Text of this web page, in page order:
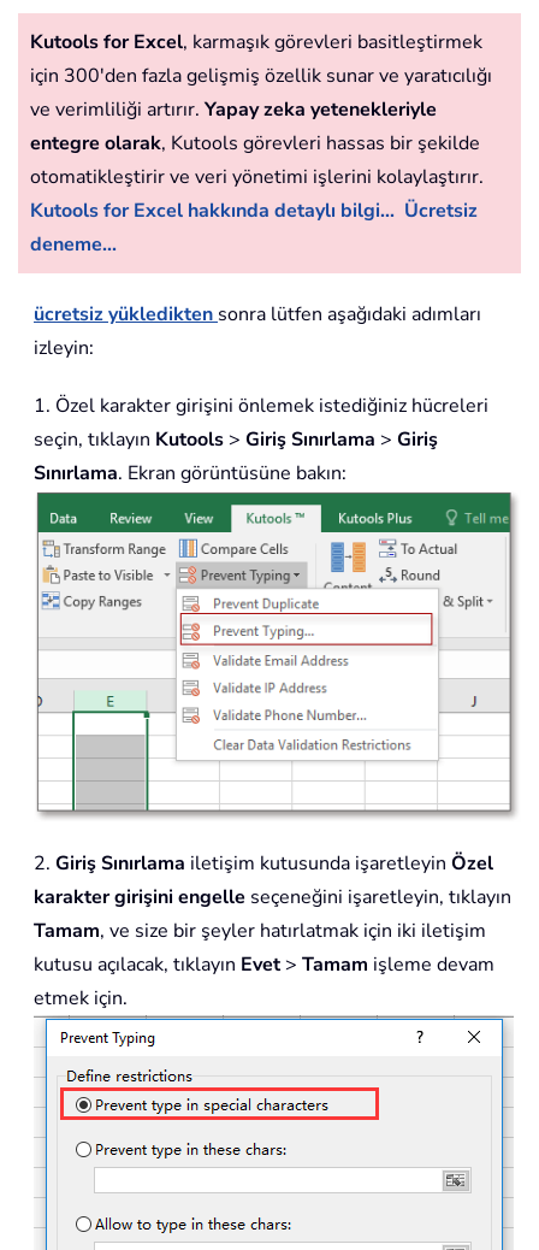
Kutools for Excel, karmaşık görevleri basitleştirmek
için 300'den fazla gelişmiş özellik sunar ve yaratıcılığı
ve verimliliği artırır. Yapay zeka yetenekleriyle
entegre olarak, Kutools görevleri hassas bir şekilde
otomatikleştirir ve veri yönetimi işlerini kolaylaştırır.
Kutools for Excel hakkında detaylı bilgi... Ücretsiz
deneme...
ücretsiz yükledikten sonra lütfen aşağıdaki adımları
izleyin:
1. Özel karakter girişini önlemek istediğiniz hücreleri
seçin, tıklayın Kutools > Giriş Sınırlama > Giriş
Sınırlama. Ekran görüntüsüne bakın:
2. Giriş Sınırlama iletişim kutusunda işaretleyin Özel
karakter girişini engelle seçeneğini işaretleyin, tıklayın
Tamam, ve size bir şeyler hatırlatmak için iki iletişim
kutusu açılacak, tıklayın Evet> Tamam işleme devam
etmek için.